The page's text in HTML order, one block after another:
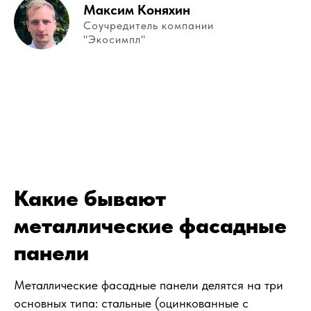
Максим Коняхин
Соучредитель компании
"Экосимпл"
Какие бывают
металлические фасадные
панели
Металлические фасадные панели делятся на три
основных типа: стальные (оцинкованные с